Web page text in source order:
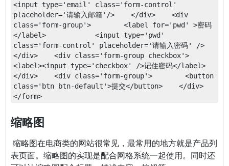
<input type='email' class='form-control'
placeholder='请输入邮箱'/>    </div>    <div
class='form-group'>        <label for='pwd' >密码
</label>            <input type='pwd'
class='form-control' placeholder='请输入密码' />
</div>    <div class='form-group checkbox'>
<label><input type='checkbox' />记住密码</label>
</div>    <div class='form-group'>        <button
class='btn btn-default'>提交</button>    </div>
</form>
缩略图
​ 缩略图在电商类的网站很常见，最常用的地方就是产品列
表页面。缩略图的实现是配合网格系统一起使用。同时还